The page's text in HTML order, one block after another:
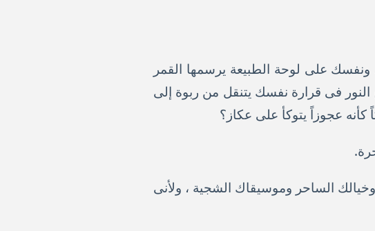
على لوحة الطبيعة يرسمها القمر
النور فى قرارة نفسك يتنقل من ربوة إلى
عجوزاً يتوكأ على عكاز؟
الساحر وموسيقاك الشجية ، ولأنى